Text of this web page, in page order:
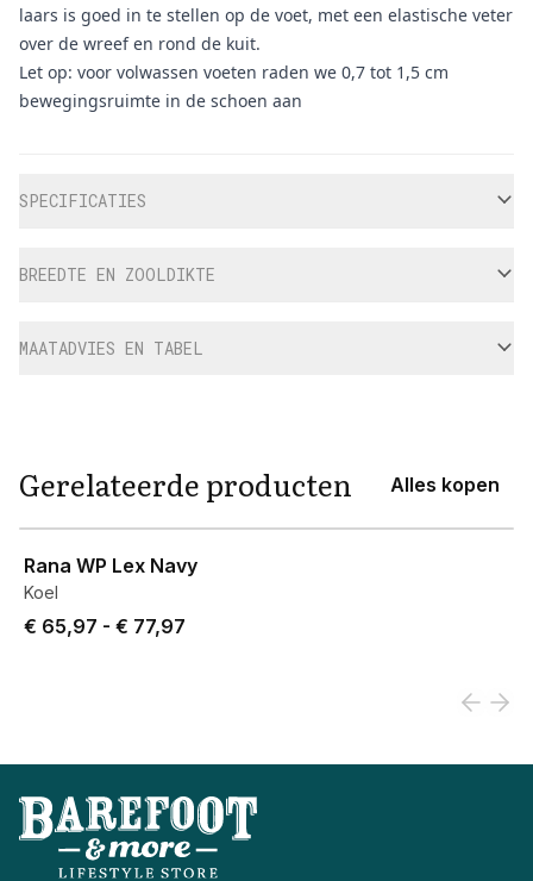
laars is goed in te stellen op de voet, met een elastische veter
over de wreef en rond de kuit.
Let op: voor volwassen voeten raden we 0,7 tot 1,5 cm
bewegingsruimte in de schoen aan
SPECIFICATIES
BREEDTE EN ZOOLDIKTE
MAATADVIES EN TABEL
Gerelateerde producten Alles kopen
Rana WP Lex Navy
Koel
Price from € 65,97 to € 77,97.
€ 65,97 - € 77,97